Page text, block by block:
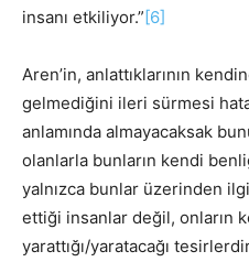
insanı etkiliyor.”[6]
Aren’in, anlattıklarının
gelmediğini ileri sürmesi
anlamında almayacaksak
olanlarla bunların kendi
yalnızca bunlar üzerinden
ettiği insanlar değil, onların
yarattığı/yaratacağı